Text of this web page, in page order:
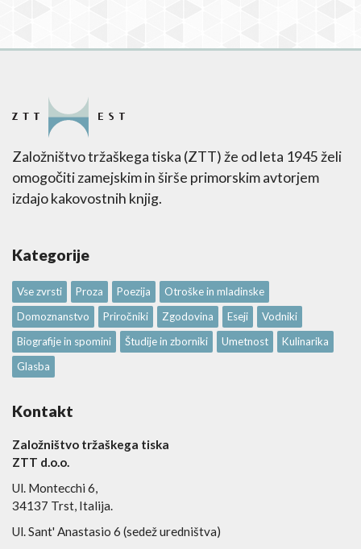
Založništvo tržaškega tiska (ZTT) že od leta 1945 želi
omogočiti zamejskim in širše primorskim avtorjem
izdajo kakovostnih knjig.
Kategorije
Vse zvrsti Proza Poezija
Otroške in mladinske
Domoznanstvo
Priročniki Zgodovina Eseji
Vodniki
Biografije in spomini
Študije in zborniki Umetnost
Kulinarika
Glasba
Kontakt
Založništvo tržaškega tiska
ZTT d.o.o.
Ul. Montecchi 6,
34137 Trst, Italija.
Ul. Sant' Anastasio 6 (sedež uredništva)